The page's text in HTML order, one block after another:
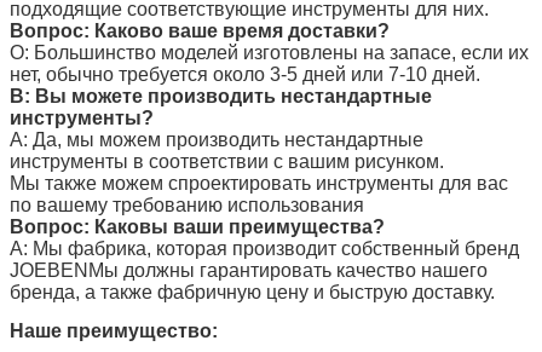
подходящие соответствующие инструменты для них.
Вопрос: Каково ваше время доставки?
О: Большинство моделей изготовлены на запасе, если их
нет, обычно требуется около 3-5 дней или 7-10 дней.
В: Вы можете производить нестандартные
инструменты?
A: Да, мы можем производить нестандартные
инструменты в соответствии с вашим рисунком.
Мы также можем спроектировать инструменты для вас
по вашему требованию использования
Вопрос: Каковы ваши преимущества?
A: Мы фабрика, которая производит собственный бренд
JOEBEN Мы должны гарантировать качество нашего
бренда, а также фабричную цену и быструю доставку.
Наше преимущество: